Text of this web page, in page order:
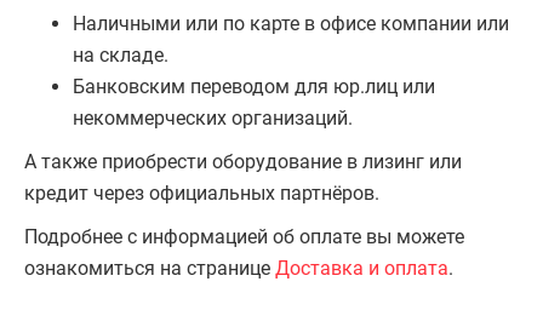
Наличными или по карте в офисе компании или
на складе.
Банковским переводом для юр.лиц или
некоммерческих организаций.
А также приобрести оборудование в лизинг или
кредит через официальных партнёров.
Подробнее с информацией об оплате вы можете
ознакомиться на странице Доставка и оплата.